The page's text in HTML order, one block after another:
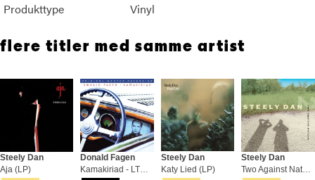
Produkttype
Vinyl
flere titler med samme artist
Steely Dan
Aja (LP)
Donald Fagen
Kamakiriad - LTD (SACD-Hybrid)
Steely Dan
Katy Lied (LP)
Steely Dan
Two Against Nature - LTD (2LP)